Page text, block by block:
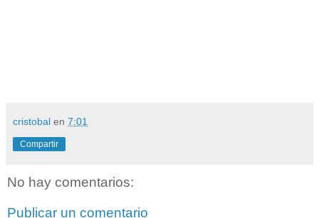
cristobal en 7:01
Compartir
No hay comentarios:
Publicar un comentario